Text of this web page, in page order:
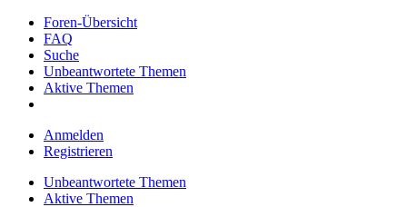
Foren-Übersicht
FAQ
Suche
Unbeantwortete Themen
Aktive Themen
Anmelden
Registrieren
Unbeantwortete Themen
Aktive Themen